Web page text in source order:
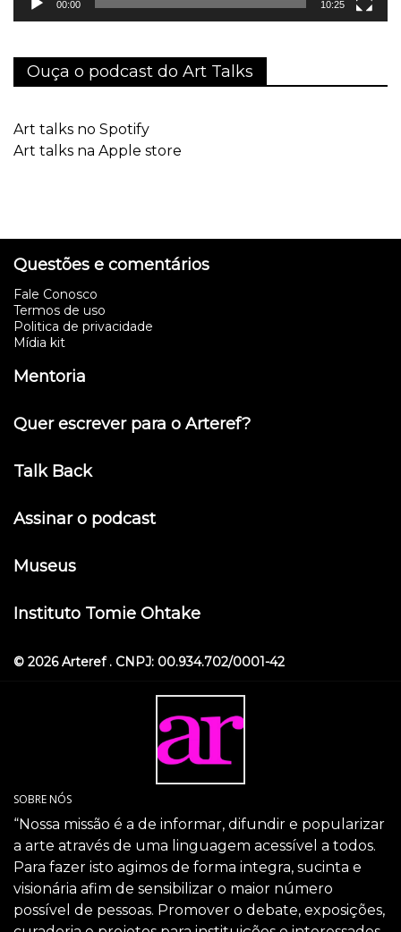
00:00 10:25
Ouça o podcast do Art Talks
Art talks no Spotify
Art talks na Apple store
Questões e comentários
Fale Conosco
Termos de uso
Politica de privacidade
Mídia kit
Mentoria
Quer escrever para o Arteref?
Talk Back
Assinar o podcast
Museus
Instituto Tomie Ohtake
© 2026 Arteref . CNPJ: 00.934.702/0001-42
SOBRE NÓS
“Nossa missão é a de informar, difundir e popularizar
a arte através de uma linguagem acessível a todos.
Para fazer isto agimos de forma integra, sucinta e
visionária afim de sensibilizar o maior número
possível de pessoas. Promover o debate, exposições,